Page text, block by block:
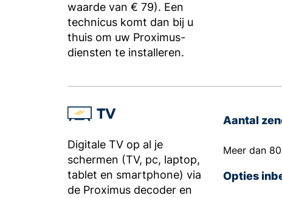
waarde van € 79). Een
technicus komt dan bij u
thuis om uw Proximus-
diensten te installeren.
TV
Digitale TV op al je
schermen (TV, pc, laptop,
tablet en smartphone) via
de Proximus decoder en
Aantal
Meer dan
Opties